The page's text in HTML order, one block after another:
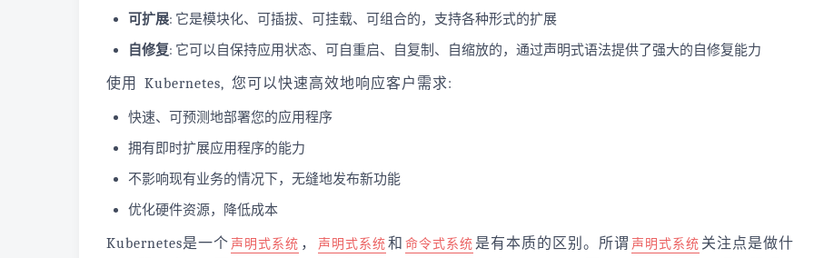
可扩展: 它是模块化、可插拔、可挂载、可组合的，支持各种形式的扩展
自修复: 它可以自保持应用状态、可自重启、自复制、自缩放的，通过声明式语法提供了强大的自修复能力
使用 Kubernetes, 您可以快速高效地响应客户需求:
快速、可预测地部署您的应用程序
拥有即时扩展应用程序的能力
不影响现有业务的情况下，无缝地发布新功能
优化硬件资源，降低成本
Kubernetes是一个 声明式系统 ， 声明式系统和 命令式系统 是有本质的区别。所谓 声明式系统 关注点是做什